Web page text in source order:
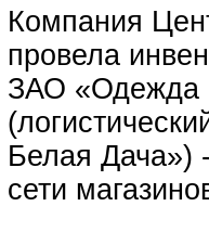
Компания
провела
ЗАО «Одежда
Белая Дача»)
сети